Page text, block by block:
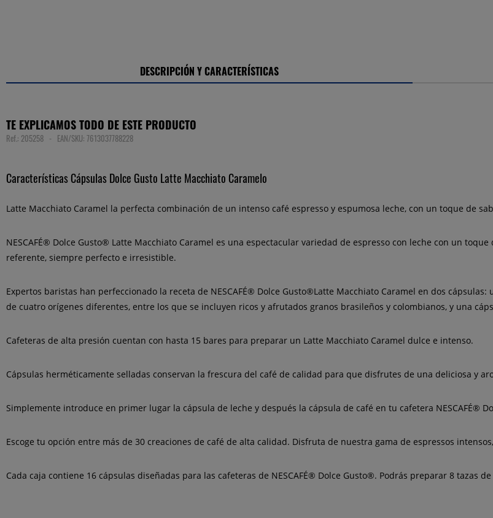
DESCRIPCIÓN Y CARACTERÍSTICAS
TE EXPLICAMOS TODO DE ESTE PRODUCTO
Ref.: 205258 - EAN/SKU: 7613037788228
Características Cápsulas Dolce Gusto Latte Macchiato Caramelo
Latte Macchiato Caramel la perfecta combinación de un intenso café espresso y espumosa leche, con un toque de
NESCAFÉ® Dolce Gusto® Latte Macchiato Caramel es una espectacular variedad de espresso con leche con un
referente, siempre perfecto e irresistible.
Expertos baristas han perfeccionado la receta de NESCAFÉ® Dolce Gusto®Latte Macchiato Caramel en dos
de cuatro orígenes diferentes, entre los que se incluyen ricos y afrutados granos brasileños y colombianos, y una
Cafeteras de alta presión cuentan con hasta 15 bares para preparar un Latte Macchiato Caramel dulce e intenso.
Cápsulas herméticamente selladas conservan la frescura del café de calidad para que disfrutes de una deliciosa y
Simplemente introduce en primer lugar la cápsula de leche y después la cápsula de café en tu cafetera NESCAFÉ®
Escoge tu opción entre más de 30 creaciones de café de alta calidad. Disfruta de nuestra gama de espressos
Cada caja contiene 16 cápsulas diseñadas para las cafeteras de NESCAFÉ® Dolce Gusto®. Podrás preparar 8